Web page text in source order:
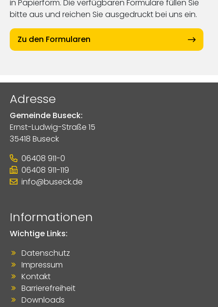
in Papierform. Die verfügbaren Formulare füllen Sie
bitte aus und reichen Sie ausgedruckt bei uns ein.
Zu den Formularen
Adresse
Gemeinde Buseck:
Ernst-Ludwig-Straße 15
35418 Buseck
06408 911-0
06408 911-119
info@buseck.de
Informationen
Wichtige Links:
Datenschutz
Impressum
Kontakt
Barrierefreiheit
Downloads